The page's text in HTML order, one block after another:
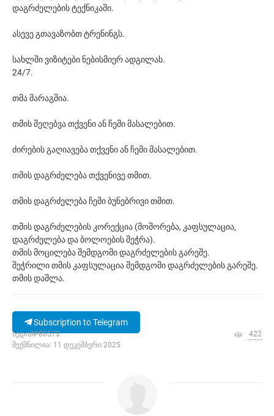
დაგრძელების ტექნიკაში.
ასევე გთავაზობთ ტრენინგს.
სახლში ვიზიტები ნებისმიერ ადგილას.
24/7.
თმა მარაგშია.
თმის შეღებვა თქვენი ან ჩემი მასალებით.
ძირების გაღიავება თქვენი ან ჩემი მასალებით.
თმის დაგრძელება თქვენივე თმით.
თმის დაგრძელება ჩემი ბუნებრივი თმით.
თმის დაგრძელების კორექცია (მოშორება, კაფსულაცია,
დაგრძელება და ბოლოების შეჭრა).
თმის მოცილება შემდგომი დაგრძელების გარეშე.
შეჭრილი თმის კაფსულაცია შემდგომი დაგრძელების გარეშე.
თმის დაშლა.
Subscription to Telegram
ხედი|№80573
შექმნილია: 11 დეკემბერი 2025
422